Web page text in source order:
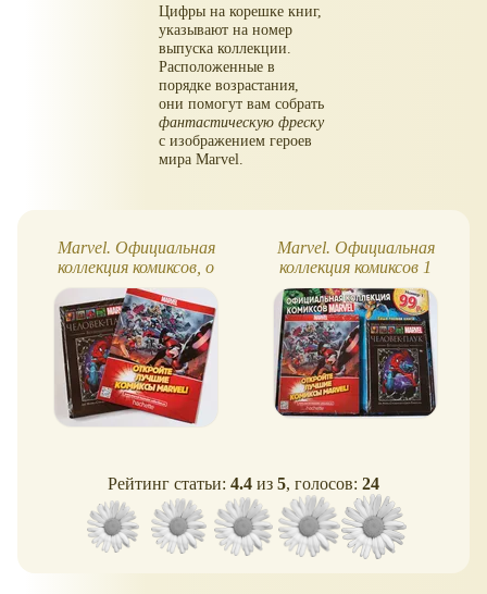
Цифры на корешке книг,
указывают на номер
выпуска коллекции.
Расположенные в
порядке возрастания,
они помогут вам собрать
фантастическую фреску
с изображением героев
мира Marvel.
Marvel. Официальная
коллекция комиксов, о
серии + постер
Marvel. Официальная
коллекция комиксов 1
Рейтинг статьи: 4.4 из 5, голосов: 24